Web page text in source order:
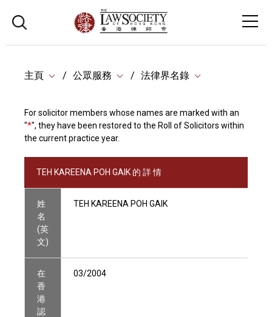
主頁 公眾服務 法律界名錄
For solicitor members whose names are marked with an
"*", they have been restored to the Roll of Solicitors within
the current practice year.
TEH KAREENA POH GAIK 的 詳 情
姓
名
(英
文)
TEH KAREENA POH GAIK
在
香
港
認
03/2004